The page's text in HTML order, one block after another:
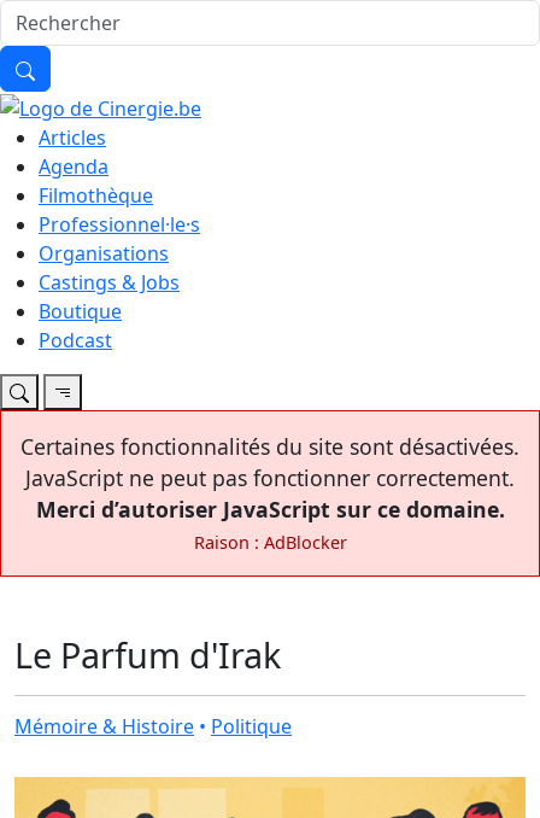
Articles
Agenda
Filmothèque
Professionnel·le·s
Organisations
Castings & Jobs
Boutique
Podcast
Certaines fonctionnalités du site sont désactivées.
JavaScript ne peut pas fonctionner correctement.
Merci d’autoriser JavaScript sur ce domaine.
Raison : AdBlocker
Le Parfum d'Irak
Mémoire & Histoire • Politique